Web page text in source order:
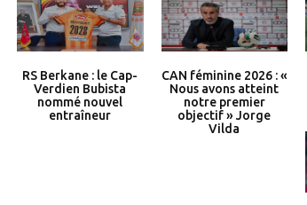
RS Berkane : le Cap-
Verdien Bubista
nommé nouvel
entraîneur
CAN féminine 2026 : «
Nous avons atteint
notre premier
objectif » Jorge
Vilda